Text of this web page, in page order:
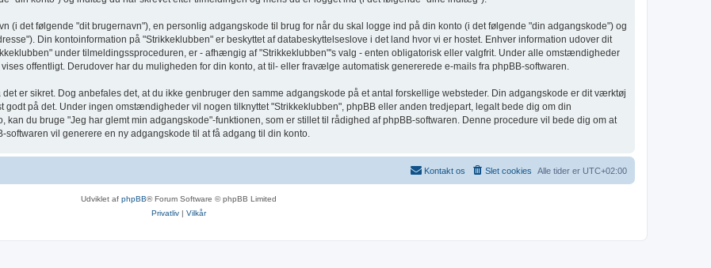
(i det følgende "dit brugernavn"), en personlig adgangskode til brug for når du skal logge ind på din konto (i det følgende "din adgangskode") og
Din kontoinformation på "Strikkeklubben" er beskyttet af databeskyttelseslove i det land hvor vi er hostet. Enhver information udover dit
under tilmeldingssproceduren, er - afhængig af "Strikkeklubben"'s valg - enten obligatorisk eller valgfrit. Under alle omstændigheder
offentligt. Derudover har du muligheden for din konto, at til- eller fravælge automatisk genererede e-mails fra phpBB-softwaren.
er sikret. Dog anbefales det, at du ikke genbruger den samme adgangskode på et antal forskellige websteder. Din adgangskode er dit værktøj
godt på det. Under ingen omstændigheder vil nogen tilknyttet "Strikkeklubben", phpBB eller anden tredjepart, legalt bede dig om din
du bruge "Jeg har glemt min adgangskode"-funktionen, som er stillet til rådighed af phpBB-softwaren. Denne procedure vil bede dig om at
vil generere en ny adgangskode til at få adgang til din konto.
Alle tider er UTC+02:00
Slet cookies
Kontakt os
Udviklet af phpBB® Forum Software © phpBB Limited
Privatliv| Vilkår